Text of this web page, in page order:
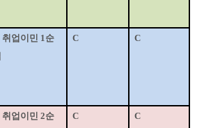
취업이민 1순
C C
취업이민 2순
C C